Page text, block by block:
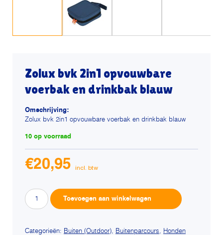
Zolux bvk 2in1 opvouwbare
voerbak en drinkbak blauw
Omschrijving:
Zolux bvk 2in1 opvouwbare voerbak en drinkbak blauw
10 op voorraad
€20,95
Zolux
bvk
opvouwbare
Toevoegen aan winkelwagen
Categorieën: Buiten (Outdoor), Buitenparcours, Honden